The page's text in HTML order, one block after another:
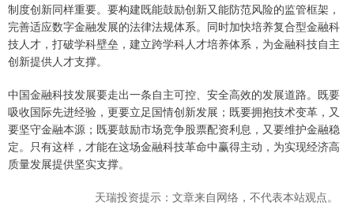
制度创新同样重要。要构建既能鼓励创新又能防范风险的监管框架，
完善适应数字金融发展的法律法规体系。同时加快培养复合型金融科
技人才，打破学科壁垒，建立跨学科人才培养体系，为金融科技自主
创新提供人才支撑。
中国金融科技发展要走出一条自主可控、安全高效的发展道路。既要
吸收国际先进经验，更要立足国情创新发展；既要拥抱技术变革，又
要坚守金融本源；既要鼓励市场竞争股票配资利息，又要维护金融稳
定。只有这样，才能在这场金融科技革命中赢得主动，为实现经济高
质量发展提供坚实支撑。
天瑞投资提示：文章来自网络，不代表本站观点。